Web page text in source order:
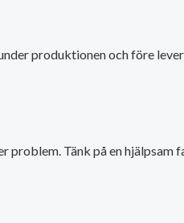
produktionen och före
Tänk på en hjälpsam